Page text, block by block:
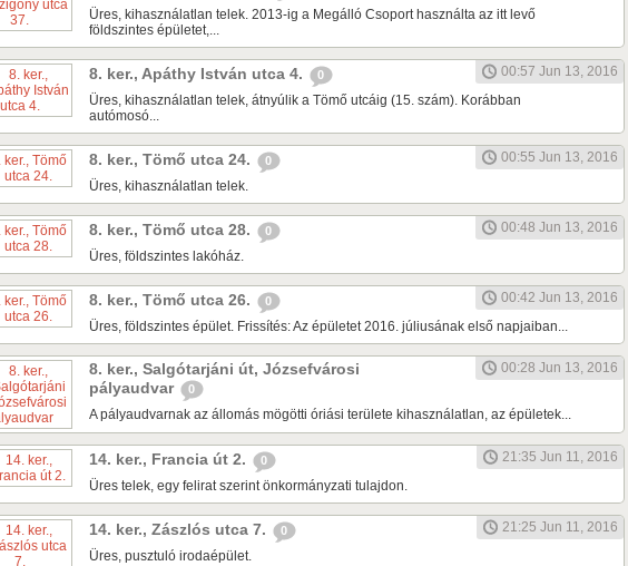
Üres, kihasználatlan telek. 2013-ig a Megálló Csoport használta az itt levő
földszintes épületet,...
8. ker., Apáthy István utca 4. 0
00:57 Jun 13, 2016
Üres, kihasználatlan telek, átnyúlik a Tömő utcáig (15. szám). Korábban
autómosó...
8. ker., Tömő utca 24. 0
00:55 Jun 13, 2016
Üres, kihasználatlan telek.
8. ker., Tömő utca 28. 0
00:48 Jun 13, 2016
Üres, földszintes lakóház.
8. ker., Tömő utca 26. 0
00:42 Jun 13, 2016
Üres, földszintes épület. Frissítés: Az épületet 2016. júliusának első napjaiban...
8. ker., Salgótarjáni út, Józsefvárosi
pályaudvar
0
00:28 Jun 13, 2016
A pályaudvarnak az állomás mögötti óriási területe kihasználatlan, az épületek...
14. ker., Francia út 2. 0
21:35 Jun 11, 2016
Üres telek, egy felirat szerint önkormányzati tulajdon.
14. ker., Zászlós utca 7. 0
21:25 Jun 11, 2016
Üres, pusztuló irodaépület.